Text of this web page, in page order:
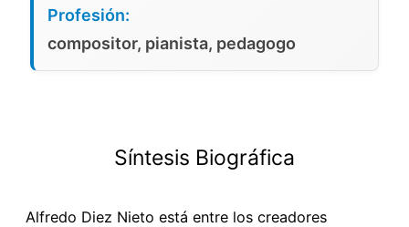
Profesión:
compositor, pianista, pedagogo
Síntesis Biográfica
Alfredo Diez Nieto está entre los creadores